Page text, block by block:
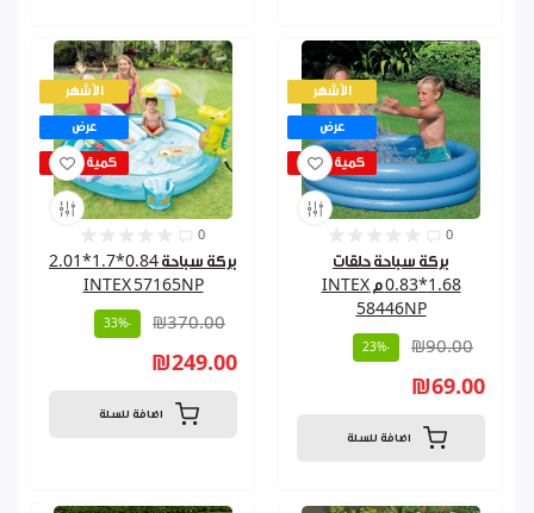
الأشهر
عرض
كمية قليلة
0
بركة سباحة 0.84*1.7*2.01
INTEX 57165NP
₪370.00
-33%
₪249.00
اضافة للسلة
الأشهر
عرض
كمية قليلة
0
بركة سباحة حلقات
1.68*0.83 م INTEX
58446NP
₪90.00
-23%
₪69.00
اضافة للسلة